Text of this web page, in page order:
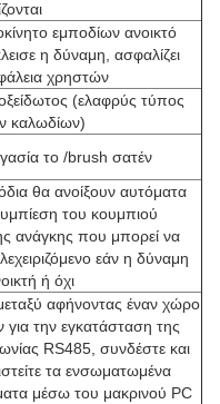
εμποδίων ανοικτό
η δύναμη, ασφαλίζει
χρηστών
(ελαφρύς τύπος
καλωδίων)
το /brush σατέν
θα ανοίξουν αυτόματα
του κουμπιού
ανάγκης που μπορεί να
εάν η δύναμη
ή όχι
αφήνοντας έναν χώρο
για την εγκατάσταση της
RS485, συνδέστε και
τα ενσωματωμένα
μέσω του μακρινού PC